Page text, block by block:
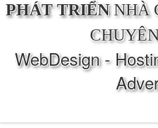
PHÁT TRIỂNNHÀ
WebDesign -